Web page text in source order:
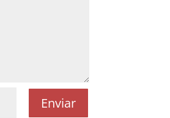
Enviar